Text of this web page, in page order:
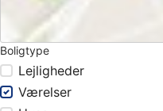
Boligtype
Lejligheder
Værelser